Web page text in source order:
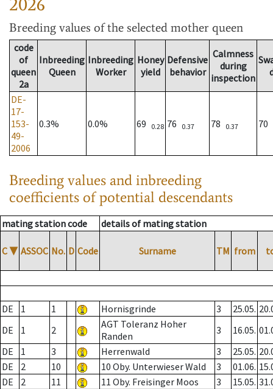
Breeding values of the selected mother queen
code
of
queen
2a
Inbreeding
Queen
Inbreeding
Worker
Honey
yield
Defensive
behavior
Calmness
during
inspection
DE-
17-
153-
49-
2006
0.3% 0.0% 69 0.28 76 0.37 78 0.37 70
Breeding values and inbreeding
coefficients of potential descendants
mating station code details of mating station
C ▼ ASSOC No. D Code Surname TM from
DE 1 1 Hornisgrinde 3 25.05.
DE
1 2
AGT Toleranz Hoher
Randen
3 16.05.
DE
1 3 Herrenwald 3 25.05.
DE
2 10 10 Oby. Unterwieser Wald 3 01.06.
DE
2 11 11 Oby. Freisinger Moos 3 15.05.